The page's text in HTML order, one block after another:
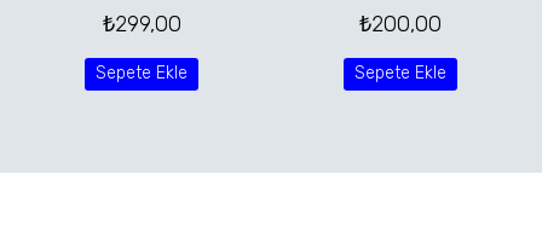
₺299,00
Sepete Ekle
₺200,00
Sepete Ekle